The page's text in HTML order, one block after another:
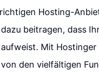
Hosting-
beitragen, dass
Mit
den vielfältigen